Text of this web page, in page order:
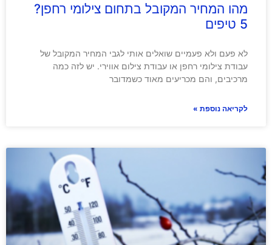
מהו המחיר המקובל בתחום צילומי רחפן?
5 טיפים
לא פעם ולא פעמיים שואלים אותי לגבי המחיר המקובל של
עבודת צילומי רחפן או עבודת צילום אווירי. יש לזה כמה
מרכיבים, והם מכריעים מאוד כשמדובר
לקריאה נוספת »